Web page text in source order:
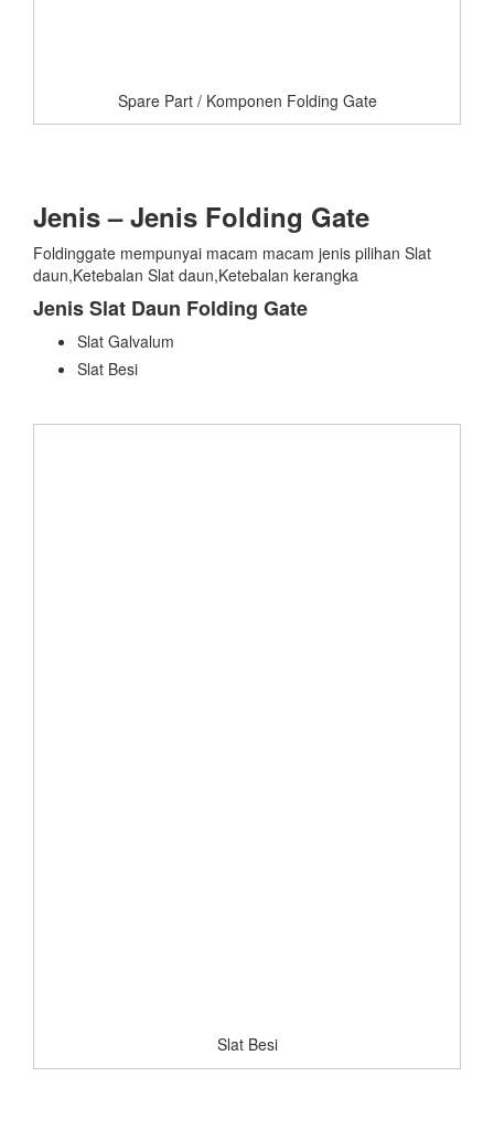
Spare Part / Komponen Folding Gate
Jenis – Jenis Folding Gate
Foldinggate mempunyai macam macam jenis pilihan Slat
daun,Ketebalan Slat daun,Ketebalan kerangka
Jenis Slat Daun Folding Gate
Slat Galvalum
Slat Besi
Slat Besi